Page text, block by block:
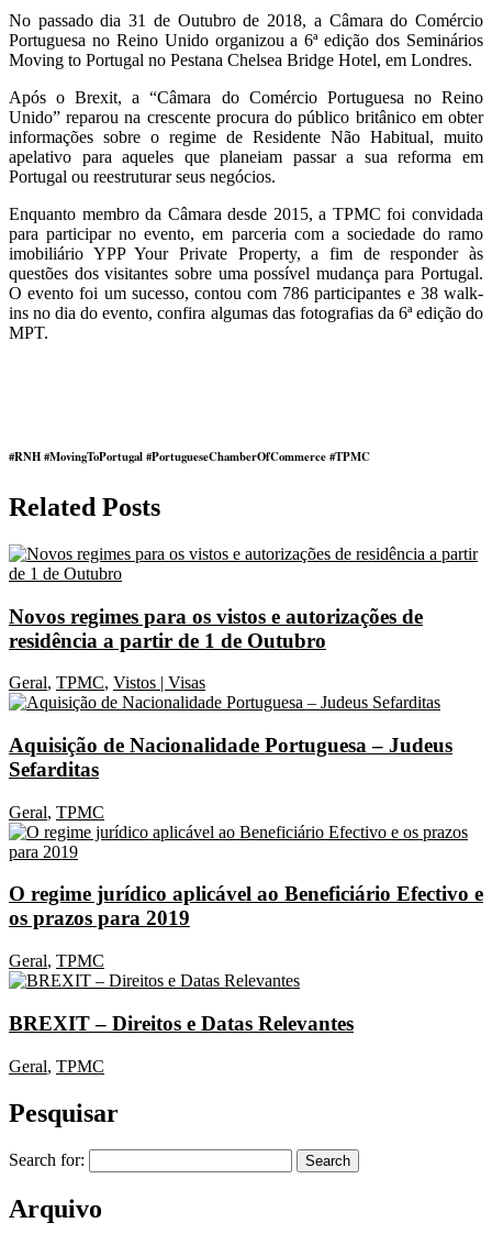
No passado dia 31 de Outubro de 2018, a Câmara do Comércio
Portuguesa no Reino Unido organizou a 6ª edição dos Seminários
Moving to Portugal no Pestana Chelsea Bridge Hotel, em Londres.
Após o Brexit, a “Câmara do Comércio Portuguesa no Reino
Unido” reparou na crescente procura do público britânico em obter
informações sobre o regime de Residente Não Habitual, muito
apelativo para aqueles que planeiam passar a sua reforma em
Portugal ou reestruturar seus negócios.
Enquanto membro da Câmara desde 2015, a TPMC foi convidada
para participar no evento, em parceria com a sociedade do ramo
imobiliário YPP Your Private Property, a fim de responder às
questões dos visitantes sobre uma possível mudança para Portugal.
O evento foi um sucesso, contou com 786 participantes e 38 walk-
ins no dia do evento, confira algumas das fotografias da 6ª edição do
MPT.
#RNH #MovingToPortugal #PortugueseChamberOfCommerce #TPMC
Related Posts
Novos regimes para os vistos e autorizações de
residência a partir de 1 de Outubro
Geral, TPMC, Vistos | Visas
Aquisição de Nacionalidade Portuguesa – Judeus
Sefarditas
Geral, TPMC
O regime jurídico aplicável ao Beneficiário Efectivo e
os prazos para 2019
Geral, TPMC
BREXIT – Direitos e Datas Relevantes
Geral, TPMC
Pesquisar
Search for:
Arquivo